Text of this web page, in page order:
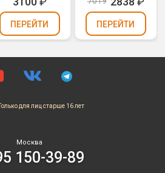
ПЕРЕЙТИ
(1,25" х 19)
ПЕРЕЙТИ
для лицстарше 16 лет
Москва
150-39-89